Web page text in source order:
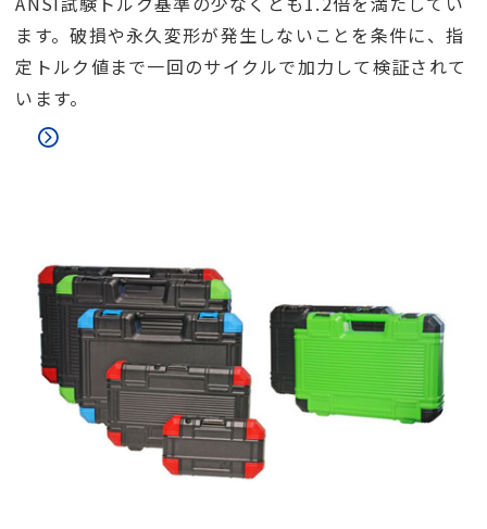
ます。破損や永久変形が発生しないことを条件に、指
定トルク値まで一回のサイクルで加力して検証されて
います。